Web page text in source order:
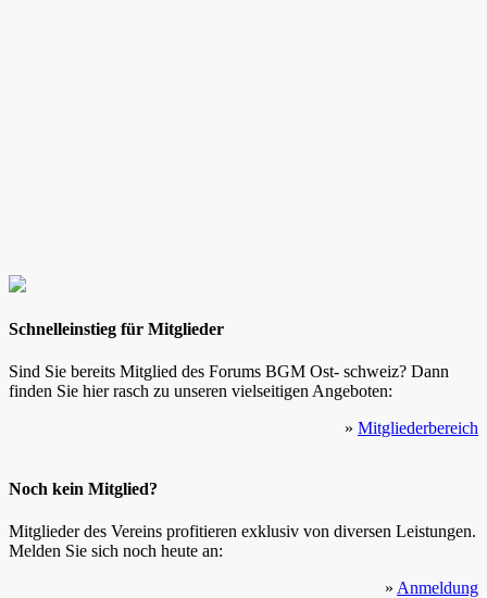
Schnelleinstieg für Mitglieder
Sind Sie bereits Mitglied des Forums BGM Ost- schweiz? Dann
finden Sie hier rasch zu unseren vielseitigen Angeboten:
» Mitgliederbereich
Noch kein Mitglied?
Mitglieder des Vereins profitieren exklusiv von diversen Leistungen.
Melden Sie sich noch heute an:
» Anmeldung